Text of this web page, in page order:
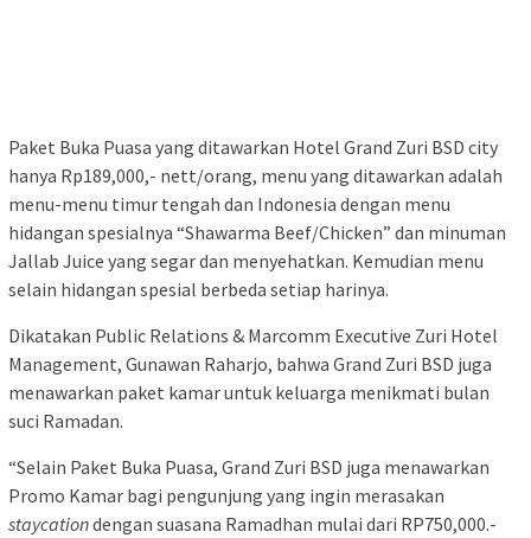
Paket Buka Puasa yang ditawarkan Hotel Grand Zuri BSD city
hanya Rp189,000,- nett/orang, menu yang ditawarkan adalah
menu-menu timur tengah dan Indonesia dengan menu
hidangan spesialnya “Shawarma Beef/Chicken” dan minuman
Jallab Juice yang segar dan menyehatkan. Kemudian menu
selain hidangan spesial berbeda setiap harinya.
Dikatakan Public Relations & Marcomm Executive Zuri Hotel
Management, Gunawan Raharjo, bahwa Grand Zuri BSD juga
menawarkan paket kamar untuk keluarga menikmati bulan
suci Ramadan.
“Selain Paket Buka Puasa, Grand Zuri BSD juga menawarkan
Promo Kamar bagi pengunjung yang ingin merasakan
staycationdengan suasana Ramadhan mulai dari RP750,000.-